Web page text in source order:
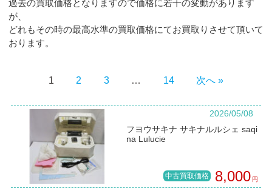
過去の買取価格となりますので価格に若干の変動があります
が、
どれもその時の最高水準の買取価格にてお買取りさせて頂いて
おります。
1 2 3 … 14 次へ »
2026/05/08
フヨウサキナ サキナルルシェ saqi
na Lulucie
中古買取価格 8,000 円